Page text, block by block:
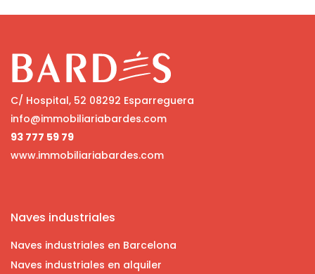
C/ Hospital, 52 08292 Esparreguera
info@immobiliariabardes.com
93 777 59 79
www.immobiliariabardes.com
Naves industriales
Naves industriales en Barcelona
Naves industriales en alquiler